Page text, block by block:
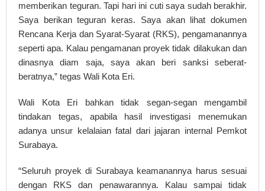
memberikan teguran. Tapi hari ini cuti saya sudah berakhir.
Saya berikan teguran keras. Saya akan lihat dokumen
Rencana Kerja dan Syarat-Syarat (RKS), pengamanannya
seperti apa. Kalau pengamanan proyek tidak dilakukan dan
dinasnya diam saja, saya akan beri sanksi seberat-
beratnya,” tegas Wali Kota Eri.
Wali Kota Eri bahkan tidak segan-segan mengambil
tindakan tegas, apabila hasil investigasi menemukan
adanya unsur kelalaian fatal dari jajaran internal Pemkot
Surabaya.
“Seluruh proyek di Surabaya keamanannya harus sesuai
dengan RKS dan penawarannya. Kalau sampai tidak